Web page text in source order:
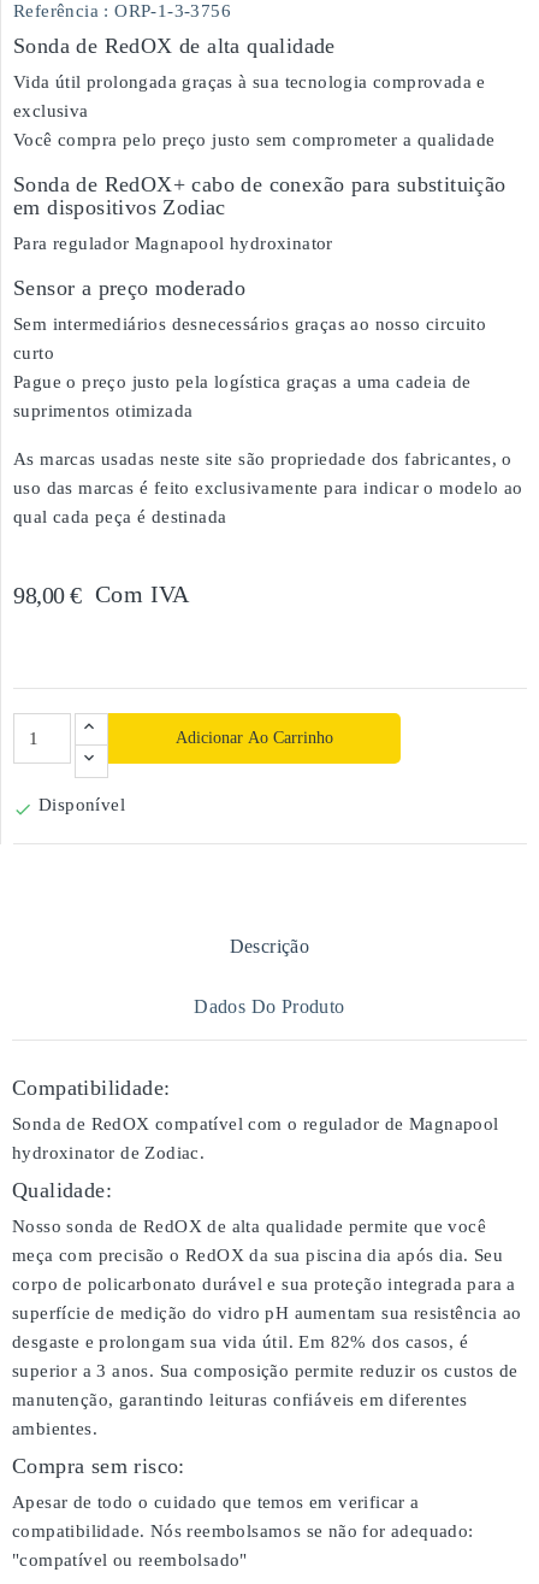
Referência : ORP-1-3-3756
Sonda de RedOX de alta qualidade
Vida útil prolongada graças à sua tecnologia comprovada e
exclusiva
Você compra pelo preço justo sem comprometer a qualidade
Sonda de RedOX+ cabo de conexão para substituição
em dispositivos Zodiac
Para regulador Magnapool hydroxinator
Sensor a preço moderado
Sem intermediários desnecessários graças ao nosso circuito
curto
Pague o preço justo pela logística graças a uma cadeia de
suprimentos otimizada
As marcas usadas neste site são propriedade dos fabricantes, o
uso das marcas é feito exclusivamente para indicar o modelo ao
qual cada peça é destinada
98,00 € Com IVA
Adicionar Ao Carrinho
 Disponível
Descrição
Dados Do Produto
Compatibilidade:
Sonda de RedOX compatível com o regulador de Magnapool
hydroxinator de Zodiac.
Qualidade:
Nosso sonda de RedOX de alta qualidade permite que você
meça com precisão o RedOX da sua piscina dia após dia. Seu
corpo de policarbonato durável e sua proteção integrada para a
superfície de medição do vidro pH aumentam sua resistência ao
desgaste e prolongam sua vida útil. Em 82% dos casos, é
superior a 3 anos. Sua composição permite reduzir os custos de
manutenção, garantindo leituras confiáveis em diferentes
ambientes.
Compra sem risco:
Apesar de todo o cuidado que temos em verificar a
compatibilidade. Nós reembolsamos se não for adequado:
"compatível ou reembolsado"